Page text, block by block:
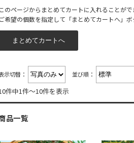
このページからまとめてカートに入れることがで
ご希望の個数を指定して「まとめてカートへ」
示切替： 並び順：
件中1件〜10件を表示
品一覧